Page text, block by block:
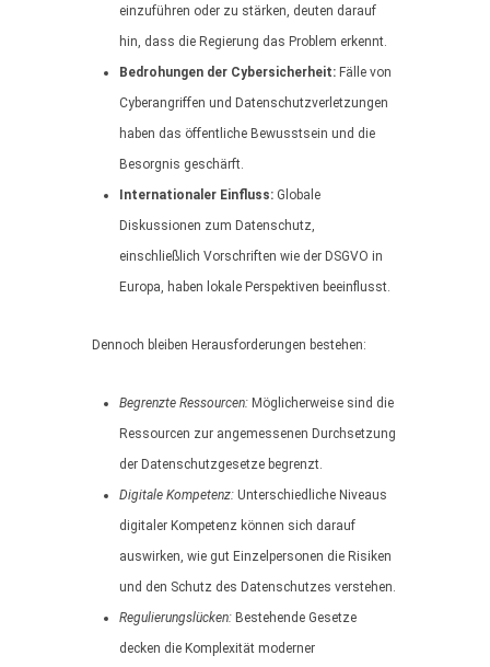
einzuführen oder zu stärken, deuten darauf
hin, dass die Regierung das Problem erkennt.
Bedrohungen der Cybersicherheit: Fälle von
Cyberangriffen und Datenschutzverletzungen
haben das öffentliche Bewusstsein und die
Besorgnis geschärft.
Internationaler Einfluss: Globale
Diskussionen zum Datenschutz,
einschließlich Vorschriften wie der DSGVO in
Europa, haben lokale Perspektiven beeinflusst.
Dennoch bleiben Herausforderungen bestehen:
Begrenzte Ressourcen: Möglicherweise sind die
Ressourcen zur angemessenen Durchsetzung
der Datenschutzgesetze begrenzt.
Digitale Kompetenz: Unterschiedliche Niveaus
digitaler Kompetenz können sich darauf
auswirken, wie gut Einzelpersonen die Risiken
und den Schutz des Datenschutzes verstehen.
Regulierungslücken: Bestehende Gesetze
decken die Komplexität moderner